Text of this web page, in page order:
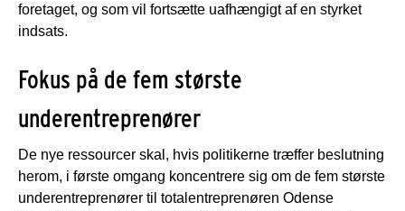
foretaget, og som vil fortsætte uafhængigt af en styrket
indsats.
Fokus på de fem største
underentreprenører
De nye ressourcer skal, hvis politikerne træffer beslutning
herom, i første omgang koncentrere sig om de fem største
underentreprenører til totalentreprenøren Odense